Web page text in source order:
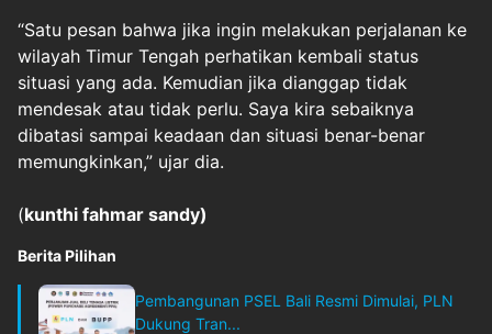
“Satu pesan bahwa jika ingin melakukan perjalanan ke
wilayah Timur Tengah perhatikan kembali status
situasi yang ada. Kemudian jika dianggap tidak
mendesak atau tidak perlu. Saya kira sebaiknya
dibatasi sampai keadaan dan situasi benar-benar
memungkinkan,” ujar dia.
(kunthi fahmar sandy)
Berita Pilihan
Pembangunan PSEL Bali Resmi Dimulai, PLN
Dukung Tran...